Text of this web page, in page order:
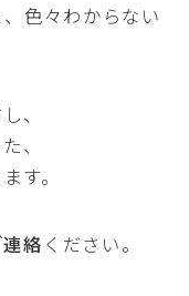
色々わからない
、
、
す。
絡 ください。